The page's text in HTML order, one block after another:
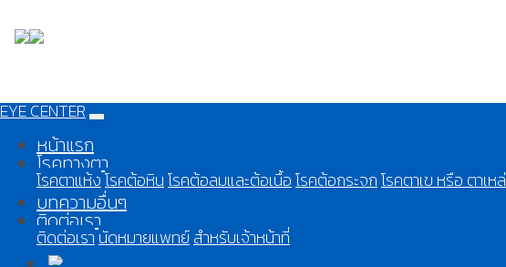
EYE CENTER
หน้าแรก
โรคทางตา
โรคตาแห้งโรคต้อหินโรคต้อลมและต้อเนื้อโรคต้อกระจกโรคตาเข หรือ ตาเหล่
บทความอื่นๆ
ติดต่อเรา
ติดต่อเรา นัดหมายแพทย์สำหรับเจ้าหน้าที่